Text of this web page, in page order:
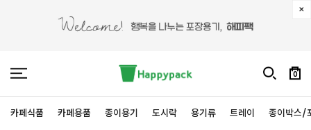
0
카페식품 카페용품 종이용기 도시락 용기류 트레이 종이박스/